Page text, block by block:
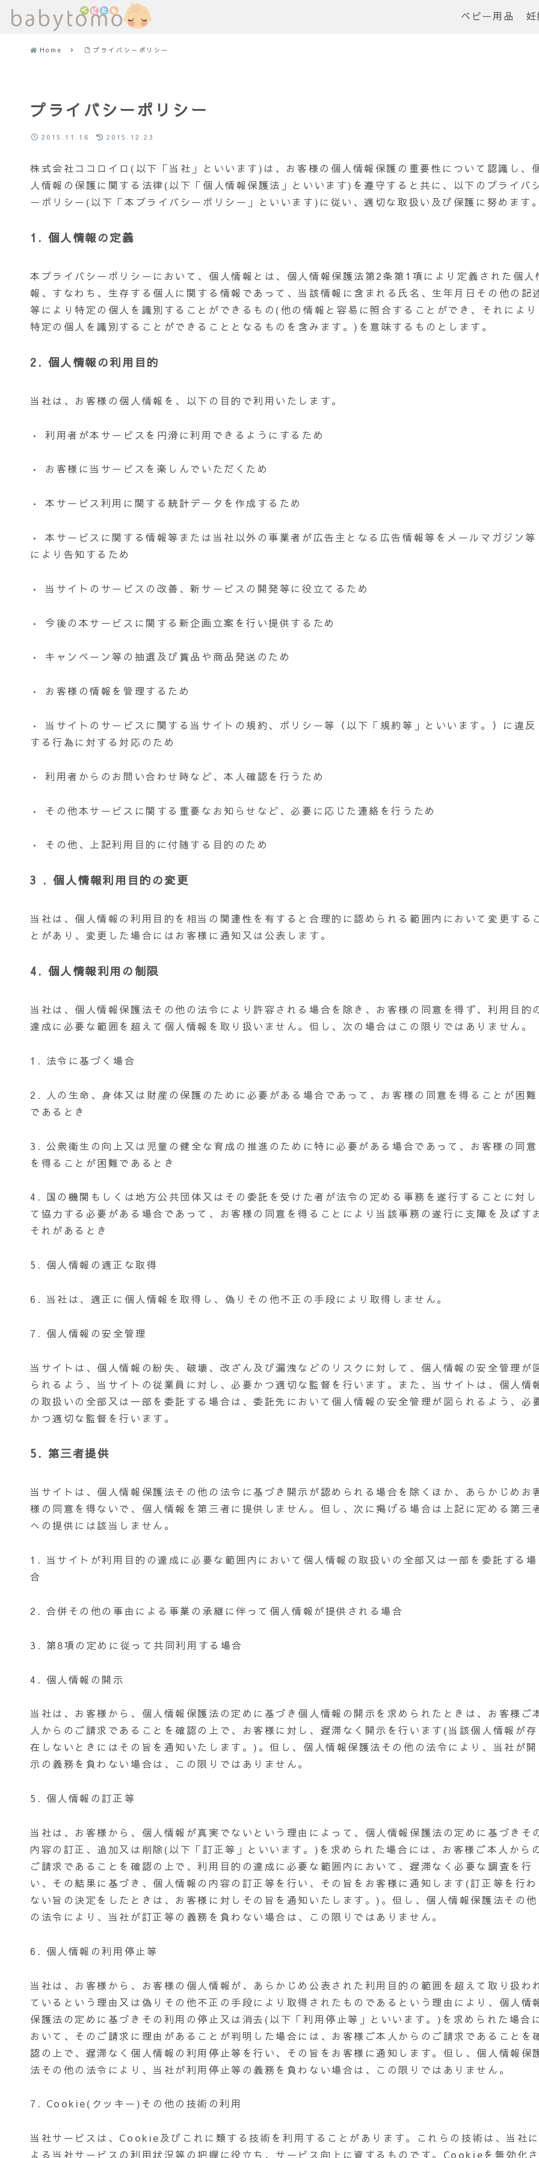
ベビー用品 妊
Home プライバシーポリシー
プライバシーポリシー
2015.11.16 2015.12.23
株式会社ココロイロ(以下「当社」といいます)は、お客様の個人情報保護の重要性について認識し、
人情報の保護に関する法律(以下「個人情報保護法」といいます)を遵守すると共に、以下のプライバ
ーポリシー(以下「本プライバシーポリシー」といいます)に従い、適切な取扱い及び保護に努めます。
1. 個人情報の定義
本プライバシーポリシーにおいて、個人情報とは、個人情報保護法第2条第1項により定義された個人
報、すなわち、生存する個人に関する情報であって、当該情報に含まれる氏名、生年月日その他の記
等により特定の個人を識別することができるもの(他の情報と容易に照合することができ、それにより
特定の個人を識別することができることとなるものを含みます。)を意味するものとします。
2. 個人情報の利用目的
当社は、お客様の個人情報を、以下の目的で利用いたします。
• 利用者が本サービスを円滑に利用できるようにするため
• お客様に当サービスを楽しんでいただくため
• 本サービス利用に関する統計データを作成するため
• 本サービスに関する情報等または当社以外の事業者が広告主となる広告情報等をメールマガジン等
により告知するため
• 当サイトのサービスの改善、新サービスの開発等に役立てるため
• 今後の本サービスに関する新企画立案を行い提供するため
• キャンペーン等の抽選及び賞品や商品発送のため
• お客様の情報を管理するため
• 当サイトのサービスに関する当サイトの規約、ポリシー等（以下「規約等」といいます。）に違反
する行為に対する対応のため
• 利用者からのお問い合わせ時など、本人確認を行うため
• その他本サービスに関する重要なお知らせなど、必要に応じた連絡を行うため
• その他、上記利用目的に付随する目的のため
3 . 個人情報利用目的の変更
当社は、個人情報の利用目的を相当の関連性を有すると合理的に認められる範囲内において変更する
とがあり、変更した場合にはお客様に通知又は公表します。
4. 個人情報利用の制限
当社は、個人情報保護法その他の法令により許容される場合を除き、お客様の同意を得ず、利用目的
達成に必要な範囲を超えて個人情報を取り扱いません。但し、次の場合はこの限りではありません。
1. 法令に基づく場合
2. 人の生命、身体又は財産の保護のために必要がある場合であって、お客様の同意を得ることが困難
であるとき
3. 公衆衛生の向上又は児童の健全な育成の推進のために特に必要がある場合であって、お客様の同意
を得ることが困難であるとき
4. 国の機関もしくは地方公共団体又はその委託を受けた者が法令の定める事務を遂行することに対し
て協力する必要がある場合であって、お客様の同意を得ることにより当該事務の遂行に支障を及ぼす
それがあるとき
5. 個人情報の適正な取得
6. 当社は、適正に個人情報を取得し、偽りその他不正の手段により取得しません。
7. 個人情報の安全管理
当サイトは、個人情報の紛失、破壊、改ざん及び漏洩などのリスクに対して、個人情報の安全管理が
られるよう、当サイトの従業員に対し、必要かつ適切な監督を行います。また、当サイトは、個人情
の取扱いの全部又は一部を委託する場合は、委託先において個人情報の安全管理が図られるよう、必
かつ適切な監督を行います。
5. 第三者提供
当サイトは、個人情報保護法その他の法令に基づき開示が認められる場合を除くほか、あらかじめお
様の同意を得ないで、個人情報を第三者に提供しません。但し、次に掲げる場合は上記に定める第三
への提供には該当しません。
1. 当サイトが利用目的の達成に必要な範囲内において個人情報の取扱いの全部又は一部を委託する場
合
2. 合併その他の事由による事業の承継に伴って個人情報が提供される場合
3. 第8項の定めに従って共同利用する場合
4. 個人情報の開示
当社は、お客様から、個人情報保護法の定めに基づき個人情報の開示を求められたときは、お客様ご
人からのご請求であることを確認の上で、お客様に対し、遅滞なく開示を行います(当該個人情報が存
在しないときにはその旨を通知いたします。)。但し、個人情報保護法その他の法令により、当社が開
示の義務を負わない場合は、この限りではありません。
5. 個人情報の訂正等
当社は、お客様から、個人情報が真実でないという理由によって、個人情報保護法の定めに基づきそ
内容の訂正、追加又は削除(以下「訂正等」といいます。)を求められた場合には、お客様ご本人から
ご請求であることを確認の上で、利用目的の達成に必要な範囲内において、遅滞なく必要な調査を行
い、その結果に基づき、個人情報の内容の訂正等を行い、その旨をお客様に通知します(訂正等を行わ
ない旨の決定をしたときは、お客様に対しその旨を通知いたします。)。但し、個人情報保護法その他
の法令により、当社が訂正等の義務を負わない場合は、この限りではありません。
6. 個人情報の利用停止等
当社は、お客様から、お客様の個人情報が、あらかじめ公表された利用目的の範囲を超えて取り扱わ
ているという理由又は偽りその他不正の手段により取得されたものであるという理由により、個人情
保護法の定めに基づきその利用の停止又は消去(以下「利用停止等」といいます。)を求められた場合
おいて、そのご請求に理由があることが判明した場合には、お客様ご本人からのご請求であることを
認の上で、遅滞なく個人情報の利用停止等を行い、その旨をお客様に通知します。但し、個人情報保
法その他の法令により、当社が利用停止等の義務を負わない場合は、この限りではありません。
7. Cookie(クッキー)その他の技術の利用
当社サービスは、Cookie及びこれに類する技術を利用することがあります。これらの技術は、当社に
よる当社サービスの利用状況等の把握に役立ち、サービス向上に資するものです。Cookieを無効化さ